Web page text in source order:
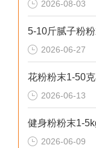
2026-08-03
2026-06-27
2026-06-13
2026-06-09